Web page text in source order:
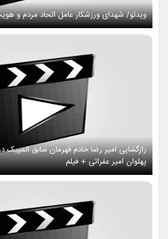
ویدئو/ شهدای ورزشکار عامل اتحاد مردم و
رازگشایی امیر رضا خادم قهرمان سابق المپیک
پهلوان امیر عفراتی + فیلم